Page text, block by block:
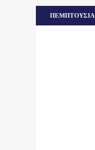
ΠΕΜΠΤΟΥΣΙΑ